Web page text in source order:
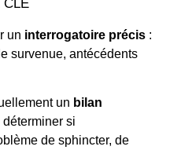
CLÉ
un interrogatoire précis :
survenue, antécédents
un bilan
déterminer si
de sphincter, de